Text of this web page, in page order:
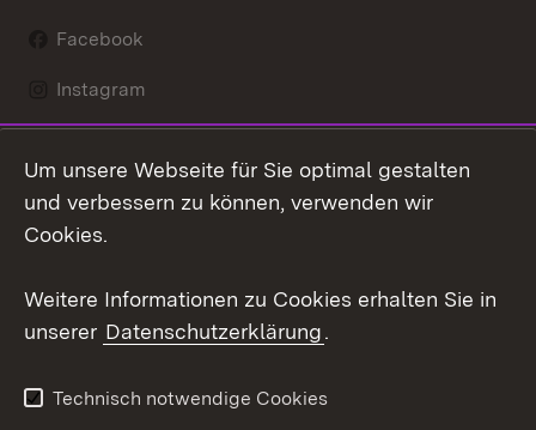
Facebook
Instagram
Mastodon
Youtube
Kontakt
Datenschutz
Barrierefreiheit
Um unsere Webseite für Sie optimal gestalten
und verbessern zu können, verwenden wir
Cookies.
Weitere Informationen zu Cookies erhalten Sie in
unserer Datenschutzerklärung.
Technisch notwendige Cookies